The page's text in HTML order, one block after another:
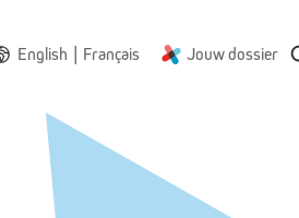
English | Français Jouw dossier